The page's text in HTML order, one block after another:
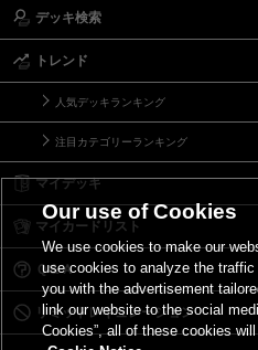
デッキ検索
トレンド
人気デッキランキング
注目カテゴリーランキング
マイデッキ
マイカードリスト
Ｑ＆Ａ
リミットレギュレーション
Our use of Cookies
We use cookies to make our
use cookies to analyze the
you with the advertisement
link our website to the social
Cookies”, all of these cookies